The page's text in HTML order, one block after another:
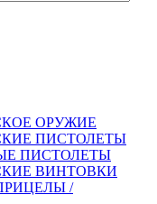
ОРУЖИЕ
ПИСТОЛЕТЫ
ПИСТОЛЕТЫ
ВИНТОВКИ
/